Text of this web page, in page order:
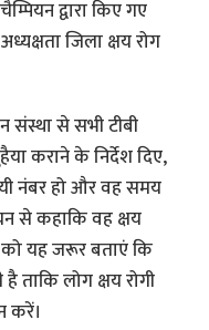
द्वारा किए गए
जिला क्षय रोग
संस्था से सभी टीबी
कराने के निर्देश दिए,
नंबर हो और वह समय
से कहाकि वह क्षय
यह जरूर बताएं कि
ताकि लोग क्षय रोगी
करें।